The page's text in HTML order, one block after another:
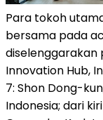
Para tokoh
bersama pada
diselenggarakan
Innovation Hub,
7: Shon Dong-
Indonesia; dari